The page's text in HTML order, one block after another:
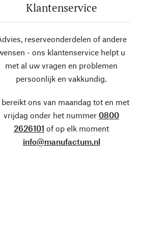
Klantenservice
reserveonderdelen of andere
- ons klantenservice helpt u
met al uw vragen en problemen
persoonlijk en vakkundig.
bereikt ons van maandag tot en met
vrijdag onder het nummer 0800
2626101 of op elk moment
info@manufactum.nl